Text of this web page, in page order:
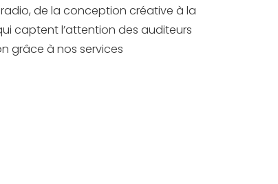
de la conception créative à la
captent l’attention des auditeurs
grâce à nos services